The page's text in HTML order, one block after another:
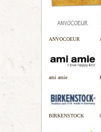
ANVOCOEUR
ami amie
BIRKENSTOCK